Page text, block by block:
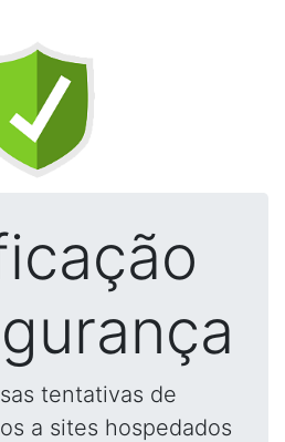
tentativas de
a sites hospedados